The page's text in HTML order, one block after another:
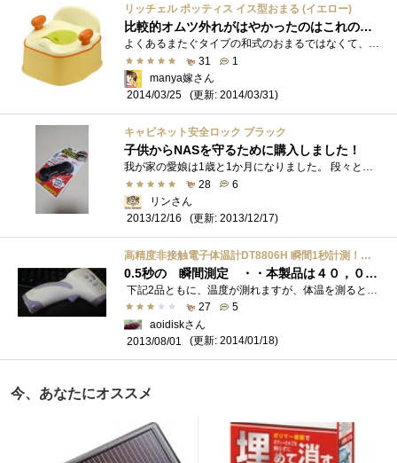
リッチェル ポッティス イス型おまる (イエロー)
比較的オムツ外れがはやかったのはこれのおかげだと思います。
よくあるまたぐタイプの和式のおまるではなくて、洋式タイプのおまるです。家のトイレは洋式だし、外出先でもだいたいが洋式トイレ。だった�...
31
1
manya嫁さん
2014/03/25
(更新: 2014/03/31)
キャビネット安全ロック ブラック
子供からNASを守るために購入しました！
我が家の愛娘は1歳と1か月になりました。 段々と知恵がつき好奇心が大きくなってきました。 ドンドンテレビのモニターを触る触る。 その下�...
28
6
リンさん
2013/12/16
(更新: 2013/12/17)
高精度非接触電子体温計DT8806H 瞬間1秒計測！触れずに検温！高性能、高精度なのに簡単！【輸入品】【日本語説明書付き】
0.5秒の 瞬間測定 ・・本製品は４０，０００回の使用に耐えるように設計、想定されています
27
5
aoidiskさん
2013/08/01
(更新: 2014/01/18)
今、あなたにオススメ